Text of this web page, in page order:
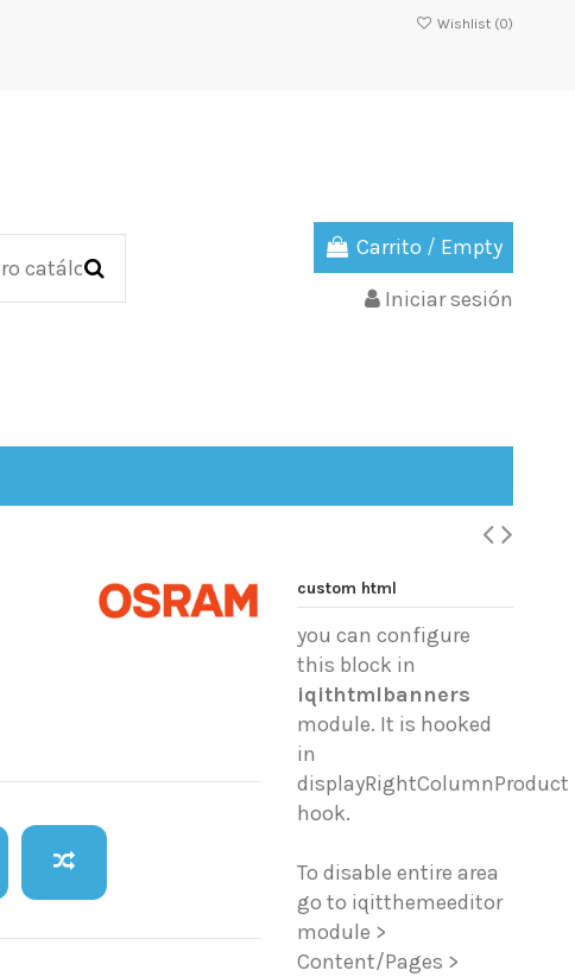
Wishlist (0)
Carrito / Empty
Iniciar sesión
custom html
you can configure
this block in
iqithtmlbanners
module. It is hooked
in
displayRightColumnProduct
hook.
To disable entire area
go to iqitthemeeditor
module >
Content/Pages >